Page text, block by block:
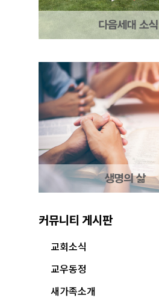
커뮤니티 게시판
교회소식
교우동정
새가족소개